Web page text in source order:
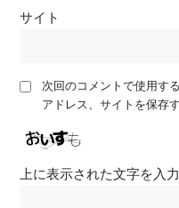
サイト
次回のコメントで使用す
アドレス、サイトを保存す
上に表示された文字を入